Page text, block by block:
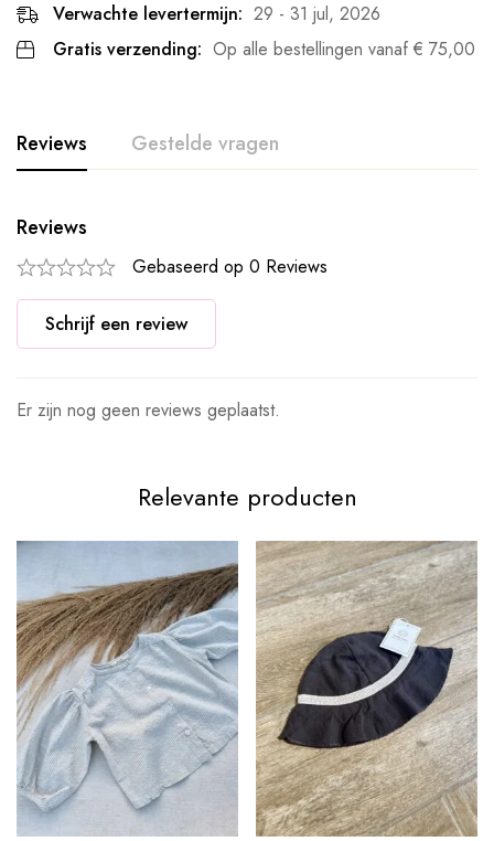
Verwachte levertermijn: 29 - 31 jul, 2026
Gratis verzending: Op alle bestellingen vanaf € 75,00
Reviews Gestelde vragen
Reviews
Gebaseerd op 0 Reviews
Schrijf een review
Er zijn nog geen reviews geplaatst.
Relevante producten